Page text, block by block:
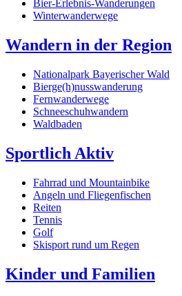
Bier-Erlebnis-Wanderungen
Winterwanderwege
Wandern in der Region
Nationalpark Bayerischer Wald
Bierge(h)nusswanderung
Fernwanderwege
Schneeschuhwandern
Waldbaden
Sportlich Aktiv
Fahrrad und Mountainbike
Angeln und Fliegenfischen
Reiten
Tennis
Golf
Skisport rund um Regen
Kinder und Familien